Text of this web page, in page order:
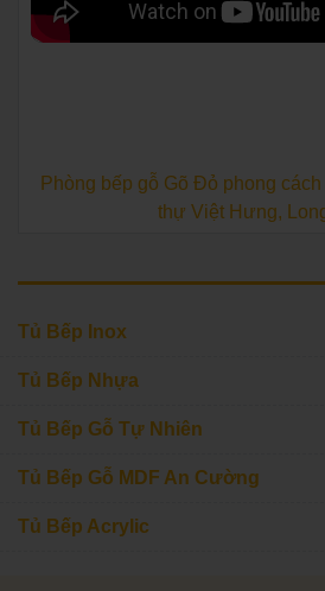
Phòng bếp gỗ Gõ Đỏ phong
thự Việt Hưng,
Tủ Bếp Inox
Tủ Bếp Nhựa
Tủ Bếp Gỗ Tự Nhiên
Tủ Bếp Gỗ MDF An Cường
Tủ Bếp Acrylic